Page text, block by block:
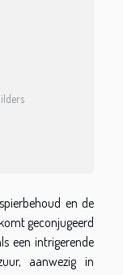
en de
geconjugeerd
een intrigerende
aanwezig in